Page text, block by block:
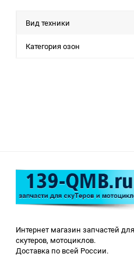
Вид техники
Категория озон
Интернет магазин запчастей для
скутеров, мотоциклов.
Доставка по всей России.